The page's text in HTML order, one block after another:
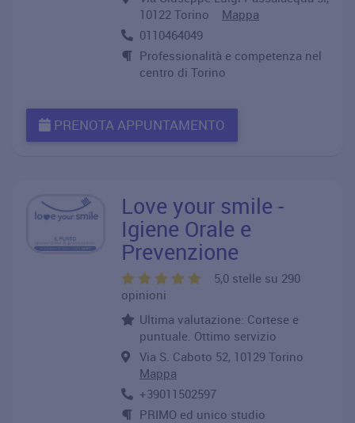
10122 Torino Mappa
0110464049
Professionalità e competenza nel
centro di Torino
PRENOTA APPUNTAMENTO
Love your smile -
Igiene Orale e
Prevenzione
5,0 stelle su 290
opinioni
Ultima valutazione: Cortese e
puntuale. Ottimo servizio
Via S. Caboto 52, 10129 Torino
Mappa
+39011502597
PRIMO ed unico studio